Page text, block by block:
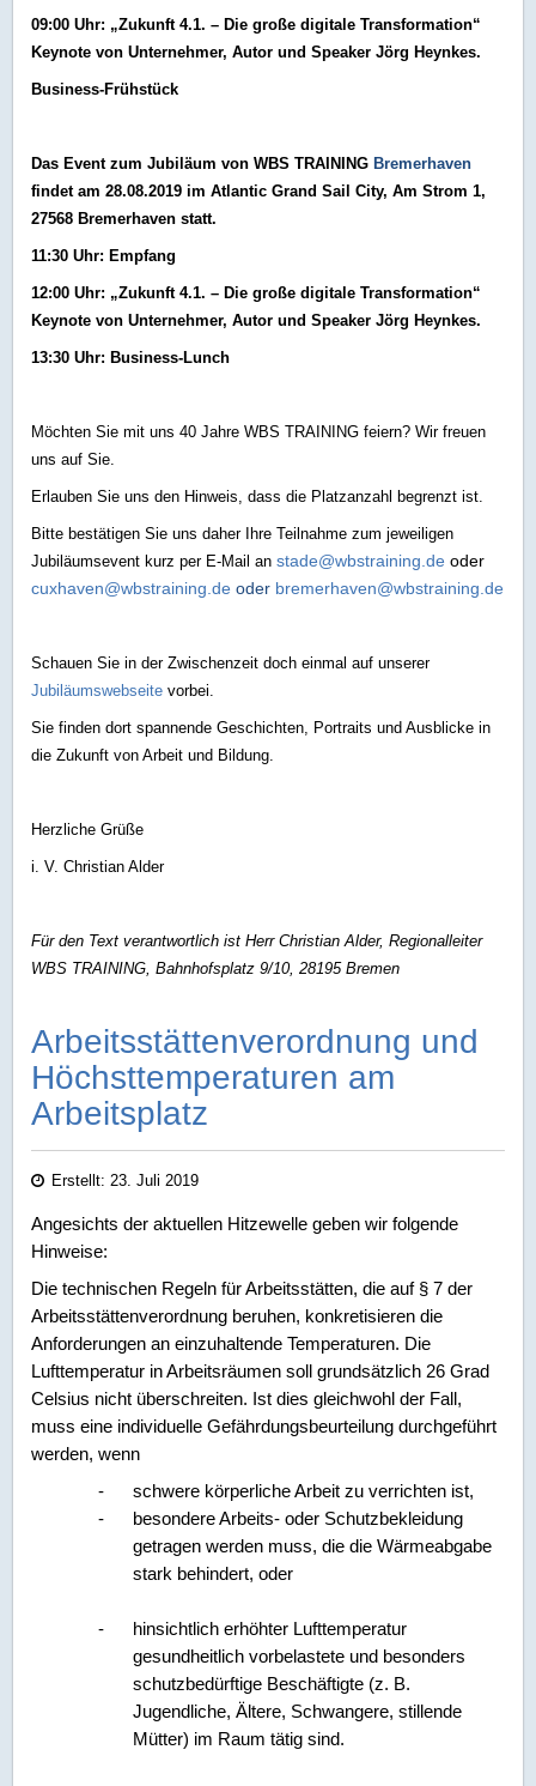
09:00 Uhr: „Zukunft 4.1. – Die große digitale Transformation“
Keynote von Unternehmer, Autor und Speaker Jörg Heynkes.
Business-Frühstück
Das Event zum Jubiläum von WBS TRAINING Bremerhaven
findet am 28.08.2019 im Atlantic Grand Sail City, Am Strom 1,
27568 Bremerhaven statt.
11:30 Uhr: Empfang
12:00 Uhr: „Zukunft 4.1. – Die große digitale Transformation“
Keynote von Unternehmer, Autor und Speaker Jörg Heynkes.
13:30 Uhr: Business-Lunch
Möchten Sie mit uns 40 Jahre WBS TRAINING feiern? Wir freuen
uns auf Sie.
Erlauben Sie uns den Hinweis, dass die Platzanzahl begrenzt ist.
Bitte bestätigen Sie uns daher Ihre Teilnahme zum jeweiligen
Jubiläumsevent kurz per E-Mail anstade@wbstraining.de oder
cuxhaven@wbstraining.de oder bremerhaven@wbstraining.de
Schauen Sie in der Zwischenzeit doch einmal auf unserer
Jubiläumswebseite vorbei.
Sie finden dort spannende Geschichten, Portraits und Ausblicke in
die Zukunft von Arbeit und Bildung.
Herzliche Grüße
i. V. Christian Alder
Für den Text verantwortlich ist Herr Christian Alder, Regionalleiter
WBS TRAINING,Bahnhofsplatz 9/10, 28195 Bremen
Arbeitsstättenverordnung und
Höchsttemperaturen am
Arbeitsplatz
Erstellt: 23. Juli 2019
Angesichts der aktuellen Hitzewelle geben wir folgende
Hinweise:
Die technischen Regeln für Arbeitsstätten, die auf § 7 der
Arbeitsstättenverordnung beruhen, konkretisieren die
Anforderungen an einzuhaltende Temperaturen. Die
Lufttemperatur in Arbeitsräumen soll grundsätzlich 26 Grad
Celsius nicht überschreiten. Ist dies gleichwohl der Fall,
muss eine individuelle Gefährdungsbeurteilung durchgeführt
werden, wenn
-
schwere körperliche Arbeit zu verrichten ist,
-
besondere Arbeits- oder Schutzbekleidung
getragen werden muss, die die Wärmeabgabe
stark behindert, oder
-
hinsichtlich erhöhter Lufttemperatur
gesundheitlich vorbelastete und besonders
schutzbedürftige Beschäftigte (z. B.
Jugendliche, Ältere, Schwangere, stillende
Mütter) im Raum tätig sind.